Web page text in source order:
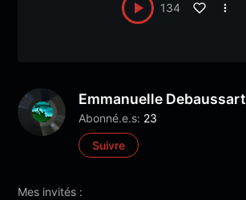
134
Emmanuelle Debaussart
Abonné.e.s: 23
Suivre
Mes invités :